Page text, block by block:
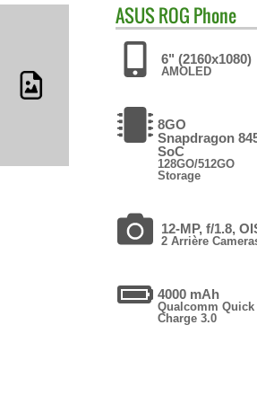
ASUSROG Phone
6" (2160x1080)
AMOLED
8GO
Snapdragon
SoC
128GO/512GO
Storage
12-MP, f/1.8,
2 Arrière
4000 mAh
Qualcomm Quick
Charge 3.0